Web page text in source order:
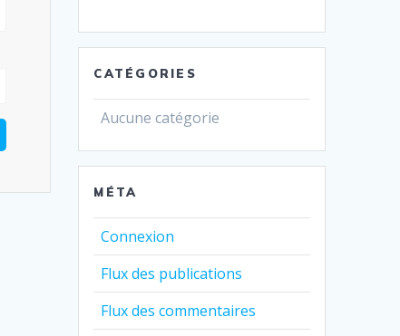
CATÉGORIES
Aucune catégorie
MÉTA
Connexion
Flux des publications
Flux des commentaires